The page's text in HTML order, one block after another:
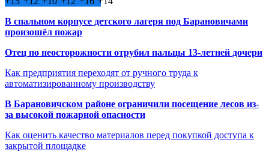
В спальном корпусе детского лагеря под Барановичами
произошёл пожар
Отец по неосторожности отрубил пальцы 13-летней дочери
Как предприятия переходят от ручного труда к
автоматизированному производству
В Барановичском районе ограничили посещение лесов из-
за высокой пожарной опасности
Как оценить качество материалов перед покупкой доступа к
закрытой площадке